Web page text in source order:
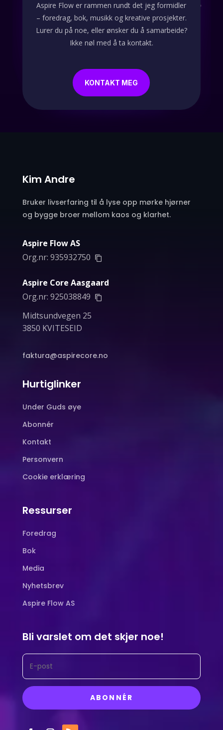
Aspire Flow er rammen rundt det jeg formidler
– foredrag, bok, musikk og kreative prosjekter.
Lurer du på noe, eller ønsker du å samarbeide?
Ikke nøl med å ta kontakt.
KONTAKT MEG
Kim Andre
Bruker livserfaring til å lyse opp mørke hjørner
og bygge broer mellom kaos og klarhet.
Aspire Flow AS
Org.nr: 935932750
Aspire Core Aasgaard
Org.nr: 925038849
Midtsundvegen 25
3850 KVITESEID
faktura@aspirecore.no
Hurtiglinker
Under Guds øye
Abonnér
Kontakt
Personvern
Cookie erklæring
Ressurser
Foredrag
Bok
Media
Nyhetsbrev
Aspire Flow AS
Bli varslet om det skjer noe!
ABONNÉR